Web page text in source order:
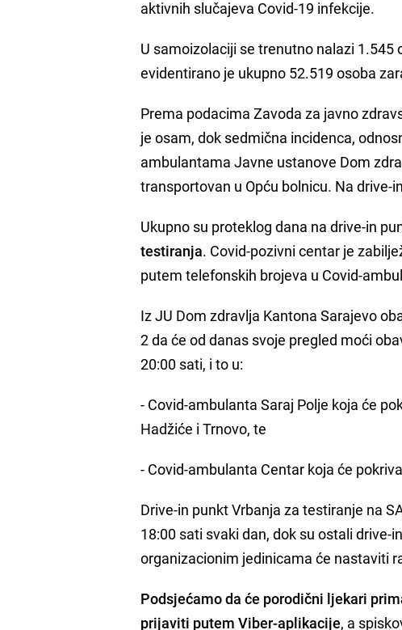
aktivnih slučajeva Covid-19 infekcije.
U samoizolaciji se trenutno nalazi
evidentirano je ukupno 52.519 osoba
Prema podacima Zavoda za javno
je osam, dok sedmična incidenca,
ambulantama Javne ustanove Dom
transportovan u Opću bolnicu. Na drive-
Ukupno su proteklog dana na drive-in
testiranja. Covid-pozivni centar je
putem telefonskih brojeva u Covid-
Iz JU Dom zdravlja Kantona Sarajevo
2 da će od danas svoje pregled moći
20:00 sati, i to u:
- Covid-ambulanta Saraj Polje koja će
Hadžiće i Trnovo, te
- Covid-ambulanta Centar koja će
Drive-in punkt Vrbanja za testiranje na
18:00 sati svaki dan, dok su ostali
organizacionim jedinicama će nastaviti
Podsjećamo da će porodični ljekari
prijaviti putem Viber-aplikacije, a